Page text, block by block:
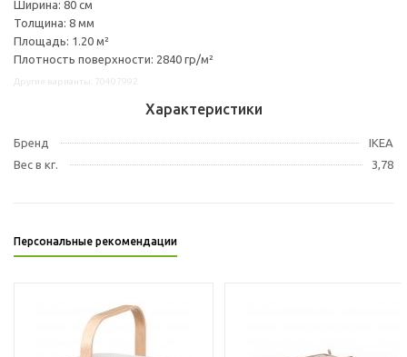
Ширина: 80 см
Толщина: 8 мм
Площадь: 1.20 м²
Плотность поверхности: 2840 гр/м²
Характеристики
Бренд
IKEA
Вес в кг.
3,78
Персональные рекомендации